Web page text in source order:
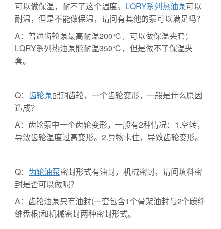
可以做保温，耐不了这个温度。 LQRY系列热油泵可以
耐温，但是不能做保温，请问有其他的泵可以满足吗？
A：普通齿轮泵最高耐温200℃，可以做保温夹套；
LQRY系列热油泵能耐温350℃，但是做不了保温夹
套。
Q： 齿轮泵配铜齿轮，一个齿轮变形，一般是什么原因
造成？
A：齿轮泵中一个齿轮变形，一般有2种情况：1.空转，
导致齿轮温度过高变形。2.异物卡住，导致齿轮变形。
Q： 齿轮油泵密封形式有油封，机械密封，请问填料密
封是否可以做呢？
A：齿轮油泵只有油封(一套包含1个骨架油封与2个碳纤
维盘根)和机械密封两种密封形式。